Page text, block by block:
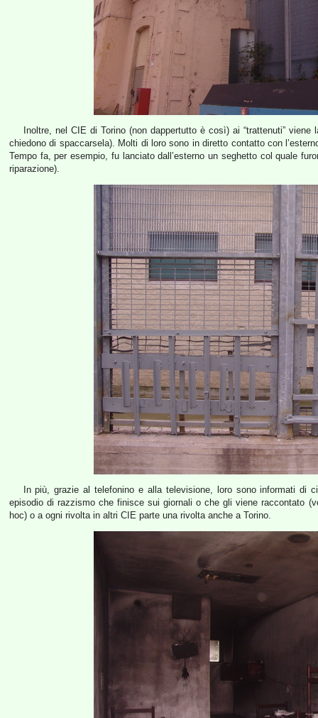
Inoltre, nel CIE di Torino (non dappertutto è così) ai “trattenuti”
chiedono di spaccarsela). Molti di loro sono in diretto contatto con
Tempo fa, per esempio, fu lanciato dall’esterno un seghetto col quale
riparazione).
In più, grazie al telefonino e alla televisione, loro sono informati
episodio di razzismo che finisce sui giornali o che gli viene raccontato
hoc) o a ogni rivolta in altri CIE parte una rivolta anche a Torino.